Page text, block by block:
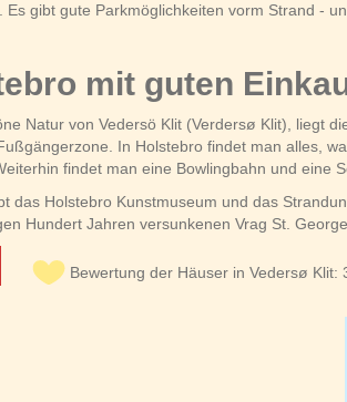
gibt gute Parkmöglichkeiten vorm Strand -
mit guten
Natur von Vedersö Klit (Verdersø Klit), liegt
In Holstebro findet man alles,
findet man eine Bowlingbahn und eine
das Holstebro Kunstmuseum und das
Hundert Jahren versunkenen Vrag St.
Bewertung der Häuser in Vedersø